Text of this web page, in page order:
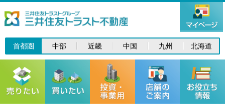
首都圏 中部 近畿 中国 九州 北海道